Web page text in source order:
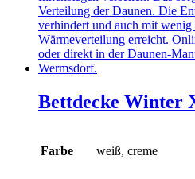
Bettdecke Winter
Farbe weiß, creme